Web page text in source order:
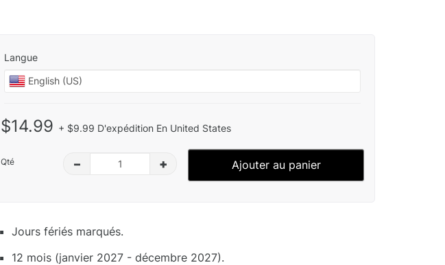
Langue
$14.99 + $9.99 D'expédition En United States
Qté – + Ajouter au panier
Jours fériés marqués.
12 mois (janvier 2027 - décembre 2027).